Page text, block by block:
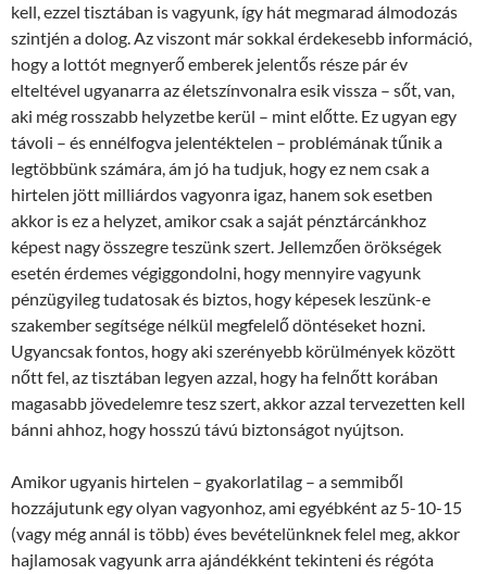
kell, ezzel tisztában is vagyunk, így hát megmarad álmodozás
szintjén a dolog. Az viszont már sokkal érdekesebb információ,
hogy a lottót megnyerő emberek jelentős része pár év
elteltével ugyanarra az életszínvonalra esik vissza – sőt, van,
aki még rosszabb helyzetbe kerül – mint előtte. Ez ugyan egy
távoli – és ennélfogva jelentéktelen – problémának tűnik a
legtöbbünk számára, ám jó ha tudjuk, hogy ez nem csak a
hirtelen jött milliárdos vagyonra igaz, hanem sok esetben
akkor is ez a helyzet, amikor csak a saját pénztárcánkhoz
képest nagy összegre teszünk szert. Jellemzően örökségek
esetén érdemes végiggondolni, hogy mennyire vagyunk
pénzügyileg tudatosak és biztos, hogy képesek leszünk-e
szakember segítsége nélkül megfelelő döntéseket hozni.
Ugyancsak fontos, hogy aki szerényebb körülmények között
nőtt fel, az tisztában legyen azzal, hogy ha felnőtt korában
magasabb jövedelemre tesz szert, akkor azzal tervezetten kell
bánni ahhoz, hogy hosszú távú biztonságot nyújtson.
Amikor ugyanis hirtelen – gyakorlatilag – a semmiből
hozzájutunk egy olyan vagyonhoz, ami egyébként az 5-10-15
(vagy még annál is több) éves bevételünknek felel meg, akkor
hajlamosak vagyunk arra ajándékként tekinteni és régóta